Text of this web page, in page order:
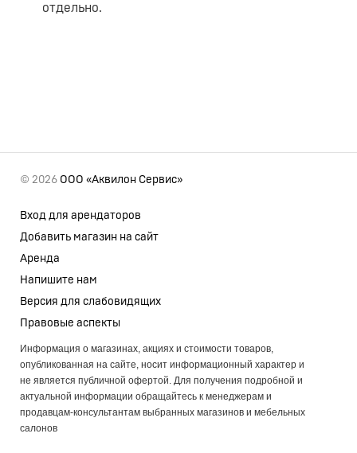
отдельно.
© 2026 ООО «Аквилон Сервис»
Вход для арендаторов
Добавить магазин на сайт
Аренда
Напишите нам
Версия для слабовидящих
Правовые аспекты
Информация о магазинах, акциях и стоимости товаров,
опубликованная на сайте, носит информационный характер и
не является публичной офертой. Для получения подробной и
актуальной информации обращайтесь к менеджерам и
продавцам-консультантам выбранных магазинов и мебельных
салонов